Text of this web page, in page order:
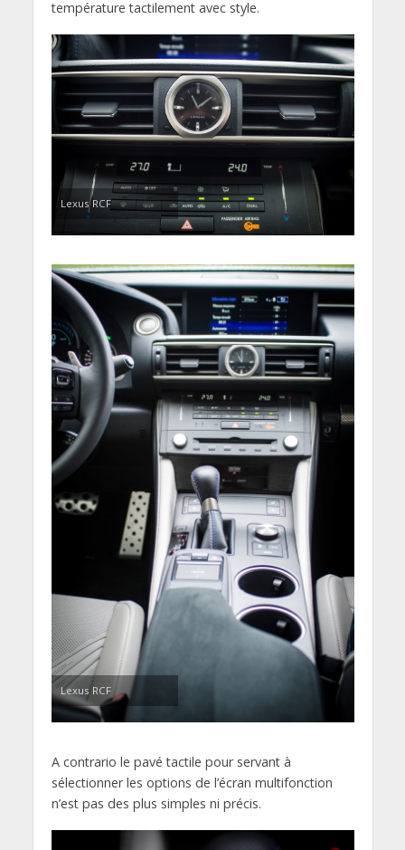
température tactilement avec style.
Lexus RCF
Lexus RCF
A contrario le pavé tactile pour servant à
sélectionner les options de l’écran multifonction
n’est pas des plus simples ni précis.